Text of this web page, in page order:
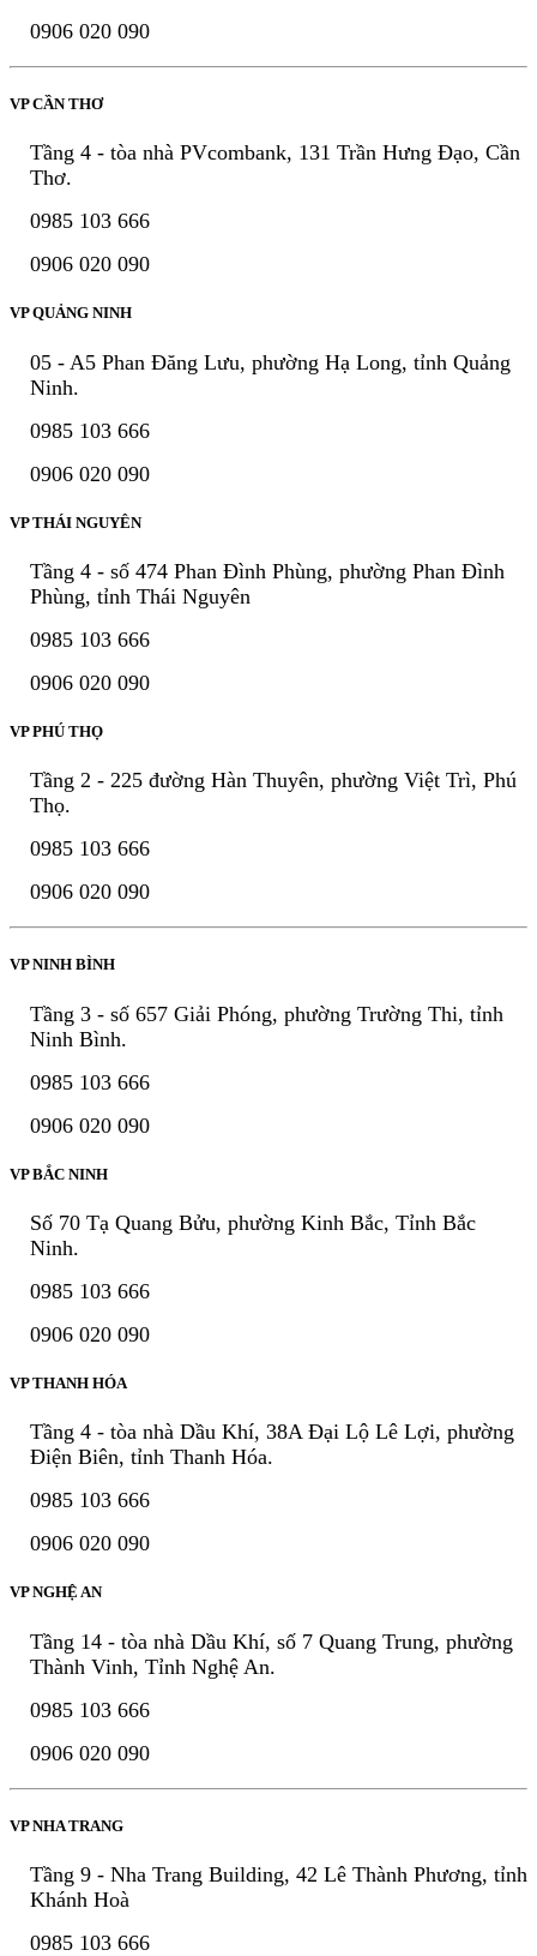
0906 020 090
VP CẦN THƠ
Tầng 4 - tòa nhà PVcombank, 131 Trần Hưng Đạo, Cần
Thơ.
0985 103 666
0906 020 090
VP QUẢNG NINH
05 - A5 Phan Đăng Lưu, phường Hạ Long, tỉnh Quảng
Ninh.
0985 103 666
0906 020 090
VP THÁI NGUYÊN
Tầng 4 - số 474 Phan Đình Phùng, phường Phan Đình
Phùng, tỉnh Thái Nguyên
0985 103 666
0906 020 090
VP PHÚ THỌ
Tầng 2 - 225 đường Hàn Thuyên, phường Việt Trì, Phú
Thọ.
0985 103 666
0906 020 090
VP NINH BÌNH
Tầng 3 - số 657 Giải Phóng, phường Trường Thi, tỉnh
Ninh Bình.
0985 103 666
0906 020 090
VP BẮC NINH
Số 70 Tạ Quang Bửu, phường Kinh Bắc, Tỉnh Bắc
Ninh.
0985 103 666
0906 020 090
VP THANH HÓA
Tầng 4 - tòa nhà Dầu Khí, 38A Đại Lộ Lê Lợi, phường
Điện Biên, tỉnh Thanh Hóa.
0985 103 666
0906 020 090
VP NGHỆ AN
Tầng 14 - tòa nhà Dầu Khí, số 7 Quang Trung, phường
Thành Vinh, Tỉnh Nghệ An.
0985 103 666
0906 020 090
VP NHA TRANG
Tầng 9 - Nha Trang Building, 42 Lê Thành Phương, tỉnh
Khánh Hoà
0985 103 666